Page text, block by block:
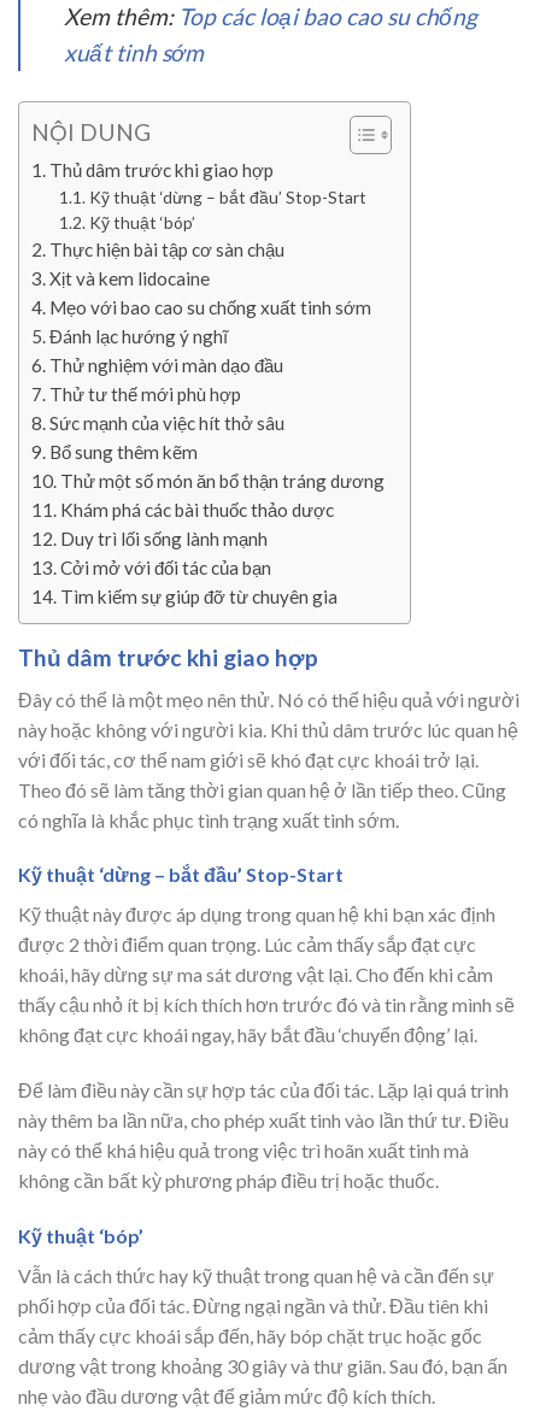
Xem thêm: Top các loại bao cao su chống
xuất tinh sớm
NỘI DUNG
Thủ dâm trước khi giao hợp
Kỹ thuật ‘dừng – bắt đầu’ Stop-Start
Kỹ thuật ‘bóp’
Thực hiện bài tập cơ sàn chậu
​Xịt và kem lidocaine
Mẹo với bao cao su chống xuất tinh sớm
Đánh lạc hướng ý nghĩ
Thử nghiệm với màn dạo đầu
Thử tư thế mới phù hợp
Sức mạnh của việc hít thở sâu
Bổ sung thêm kẽm
Thử một số món ăn bổ thận tráng dương
Khám phá các bài thuốc thảo dược
Duy trì lối sống lành mạnh
Cởi mở với đối tác của bạn
Tìm kiếm sự giúp đỡ từ chuyên gia
Thủ dâm trước khi giao hợp
Đây có thể là một mẹo nên thử. Nó có thể hiệu quả với người
này hoặc không với người kia. Khi thủ dâm trước lúc quan hệ
với đối tác, cơ thể nam giới sẽ khó đạt cực khoái trở lại.
Theo đó sẽ làm tăng thời gian quan hệ ở lần tiếp theo. Cũng
có nghĩa là khắc phục tình trạng xuất tinh sớm.
Kỹ thuật ‘dừng – bắt đầu’ Stop-Start
Kỹ thuật này được áp dụng trong quan hệ khi bạn xác định
được 2 thời điểm quan trọng. Lúc cảm thấy sắp đạt cực
khoái, hãy dừng sự ma sát dương vật lại. Cho đến khi cảm
thấy cậu nhỏ ít bị kích thích hơn trước đó và tin rằng mình sẽ
không đạt cực khoái ngay, hãy bắt đầu ‘chuyển động’ lại.
Để làm điều này cần sự hợp tác của đối tác. Lặp lại quá trình
này thêm ba lần nữa, cho phép xuất tinh vào lần thứ tư. Điều
này có thể khá hiệu quả trong việc trì hoãn xuất tinh mà
không cần bất kỳ phương pháp điều trị hoặc thuốc.
Kỹ thuật ‘bóp’
Vẫn là cách thức hay kỹ thuật trong quan hệ và cần đến sự
phối hợp của đối tác. Đừng ngại ngần và thử. Đầu tiên khi
cảm thấy cực khoái sắp đến, hãy bóp chặt trục hoặc gốc
dương vật trong khoảng 30 giây và thư giãn. Sau đó, bạn ấn
nhẹ vào đầu dương vật để giảm mức độ kích thích.